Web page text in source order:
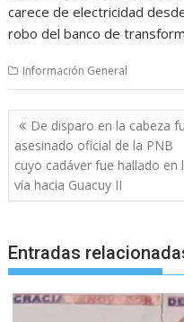
carece de electricidad
robo del banco de
Información General
Navegación
de
entradas
De disparo en la cabeza
asesinado oficial de la PNB
cuyo cadáver fue hallado en
vía hacia Guacuy II
Entradas